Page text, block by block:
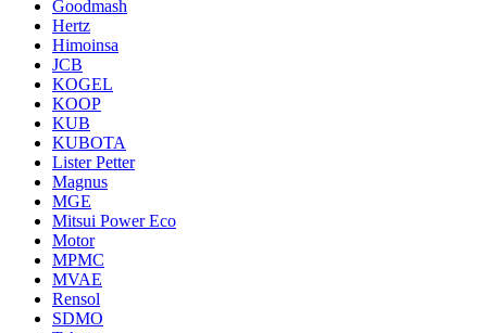
Goodmash
Hertz
Himoinsa
JCB
KOGEL
KOOP
KUB
KUBOTA
Lister Petter
Magnus
MGE
Mitsui Power Eco
Motor
MPMC
MVAE
Rensol
SDMO